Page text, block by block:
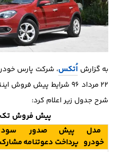
به گزارش اُتکس
شرح جدول زیر اعلام کرد:
پیش فروش تک
مدل
خودرو
پیش
پرداخت
صدور
دعوتنامه
سود